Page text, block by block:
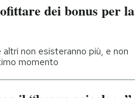
dei bonus per la
non esisteranno più, e non
momento